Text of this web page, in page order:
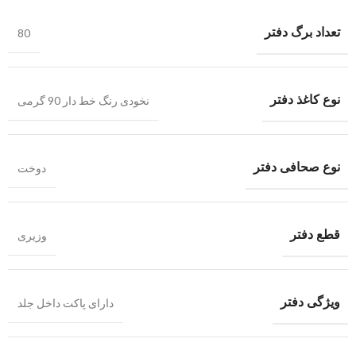
تعداد برگ دفتر 80
نوع کاغذ دفتر نخودی رنگ خط دار 90 گرمی
نوع صحافی دفتر دوخت
قطع دفتر وزیری
ویژگی دفتر دارای پاکت داخل جلد